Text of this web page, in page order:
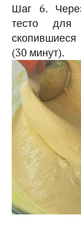
Шаг 6.
тесто для
(30 минут).